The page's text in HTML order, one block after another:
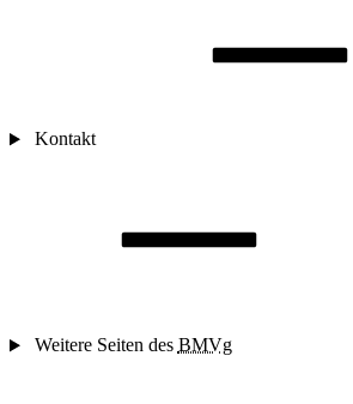
Kontakt
Weitere Seiten des BMVg